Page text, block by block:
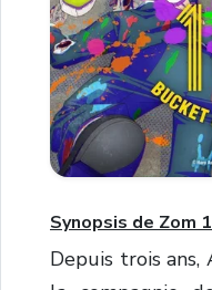
Synopsis de Zom
Depuis trois ans,